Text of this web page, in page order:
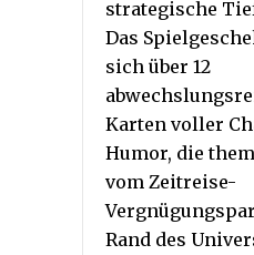
strategische
Das
sich über 12
Karten voller
Humor, die
vom Zeitreise-
Rand des